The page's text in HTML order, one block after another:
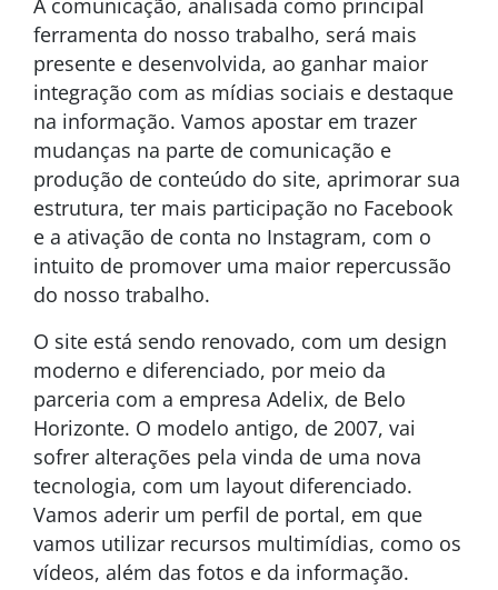
A comunicação, analisada como principal
ferramenta do nosso trabalho, será mais
presente e desenvolvida, ao ganhar maior
integração com as mídias sociais e destaque
na informação. Vamos apostar em trazer
mudanças na parte de comunicação e
produção de conteúdo do site, aprimorar sua
estrutura, ter mais participação no Facebook
e a ativação de conta no Instagram, com o
intuito de promover uma maior repercussão
do nosso trabalho.
O site está sendo renovado, com um design
moderno e diferenciado, por meio da
parceria com a empresa Adelix, de Belo
Horizonte. O modelo antigo, de 2007, vai
sofrer alterações pela vinda de uma nova
tecnologia, com um layout diferenciado.
Vamos aderir um perfil de portal, em que
vamos utilizar recursos multimídias, como os
vídeos, além das fotos e da informação.